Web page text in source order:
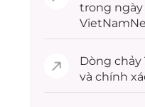
trong
Dòng chảy
và chính